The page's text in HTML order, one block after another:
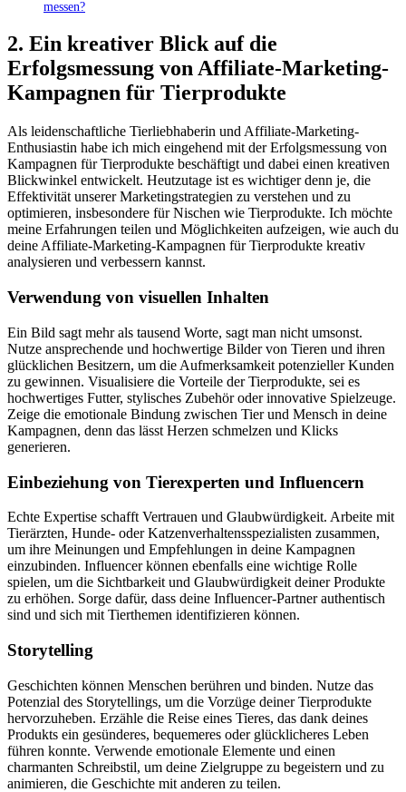
messen?
2. ‌Ein ⁤kreativer Blick⁤ auf ​die
⁢Erfolgsmessung von Affiliate-Marketing-
Kampagnen für Tierprodukte
Als leidenschaftliche Tierliebhaberin ‌und Affiliate-Marketing-
Enthusiastin habe ich mich ⁣eingehend mit ‌der Erfolgsmessung von
Kampagnen⁢ für ​Tierprodukte beschäftigt und dabei einen kreativen
⁤Blickwinkel entwickelt. Heutzutage ist ⁣es⁤ wichtiger denn ⁢je,‍ die
Effektivität unserer Marketingstrategien ⁣zu verstehen und zu‍
optimieren, insbesondere für Nischen wie‍ Tierprodukte. Ich möchte
meine⁣ Erfahrungen ⁤teilen⁤ und Möglichkeiten aufzeigen, ⁤wie auch du
deine Affiliate-Marketing-Kampagnen⁢ für⁤ Tierprodukte ‌kreativ
analysieren und ⁢verbessern ⁤kannst.
Verwendung von visuellen Inhalten
Ein Bild ‍sagt⁢ mehr als​ tausend Worte, sagt man⁢ nicht umsonst.
Nutze ansprechende und hochwertige Bilder von Tieren und ihren
‍glücklichen ⁤Besitzern, ⁤um die Aufmerksamkeit potenzieller Kunden
zu gewinnen. Visualisiere‍ die Vorteile der​ Tierprodukte, sei es
hochwertiges Futter, stylisches Zubehör oder innovative Spielzeuge.
⁤Zeige ‌die‍ emotionale Bindung zwischen Tier und Mensch ‍in deine
⁢Kampagnen, denn das⁣ lässt Herzen schmelzen und Klicks
generieren.
Einbeziehung von Tierexperten‌ und Influencern
Echte Expertise schafft Vertrauen und Glaubwürdigkeit. Arbeite mit⁣
Tierärzten,​ Hunde- oder Katzenverhaltensspezialisten zusammen,
um ihre​ Meinungen und⁤ Empfehlungen in deine Kampagnen‍
einzubinden. Influencer ⁤können ebenfalls eine wichtige Rolle
spielen, um die ⁢Sichtbarkeit und Glaubwürdigkeit deiner Produkte
⁤zu‍ erhöhen. Sorge ⁢dafür,‌ dass ⁣deine Influencer-Partner authentisch​
sind ‍und sich⁣ mit Tierthemen identifizieren ⁤können.
Storytelling
Geschichten ​können‍ Menschen berühren⁣ und binden.⁤ Nutze​ das
Potenzial​ des ‍Storytellings, um die⁤ Vorzüge deiner Tierprodukte
hervorzuheben. ⁤Erzähle die Reise‌ eines Tieres, das dank ⁤deines
Produkts ⁤ein gesünderes, bequemeres oder glücklicheres Leben
‌führen konnte.⁤ Verwende ​emotionale Elemente und⁣ einen
⁣charmanten Schreibstil, um ​deine Zielgruppe zu begeistern​ und zu
animieren, die Geschichte mit anderen zu teilen.